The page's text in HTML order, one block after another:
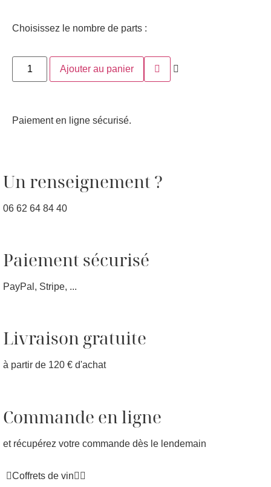
Choisissez le nombre de parts :
Ajouter au panier
Paiement en ligne sécurisé.
Commande en ligne
et récupérez votre commande dès le lendemain
Livraison gratuite
à partir de 120 € d'achat
Paiement sécurisé
PayPal, Stripe, ...
Un renseignement ?
06 62 64 84 40
Coffrets de vin